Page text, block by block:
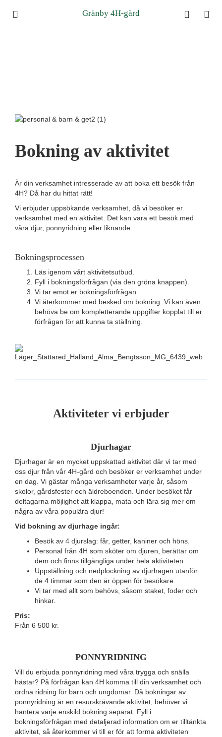
Gränby 4H-gård
Bokning av aktivitet
Är din verksamhet intresserade av att boka ett besök från
4H? Då har du hittat rätt!
Vi erbjuder uppsökande verksamhet, då vi besöker er
verksamhet med en aktivitet. Det kan vara ett besök med
våra djur, ponnyridning eller liknande.
Bokningsprocessen
Läs igenom vårt aktivitetsutbud.
Fyll i bokningsförfrågan (via den gröna knappen).
Vi tar emot er bokningsförfrågan.
Vi återkommer med besked om bokning. Vi kan även
behöva be om kompletterande uppgifter kopplat till er
förfrågan för att kunna ta ställning.
Aktiviteter vi erbjuder
Djurhagar
Djurhagar är en mycket uppskattad aktivitet där vi tar med
oss djur från vår 4H-gård och besöker er verksamhet under
en dag. Vi gästar många verksamheter varje år, såsom
skolor, gårdsfester och äldreboenden. Under besöket får
deltagarna möjlighet att klappa, mata och lära sig mer om
några av våra populära djur!
Vid bokning av djurhage ingår:
Besök av 4 djurslag: får, getter, kaniner och höns.
Personal från 4H som sköter om djuren, berättar om
dem och finns tillgängliga under hela aktiviteten.
Uppställning och nedplockning av djurhagen utanför
de 4 timmar som den är öppen för besökare.
Vi tar med allt som behövs, såsom staket, foder och
hinkar.
Pris:
Från 6 500 kr.
PONNYRIDNING
Vill du erbjuda ponnyridning med våra trygga och snälla
hästar? På förfrågan kan 4H komma till din verksamhet och
ordna ridning för barn och ungdomar. Då bokningar av
ponnyridning är en resurskrävande aktivitet, behöver vi
hantera varje enskild bokning separat. Fyll i
bokningsförfrågan med detaljerad information om er tilltänkta
aktivitet, så återkommer vi till er för att forma aktiviteten